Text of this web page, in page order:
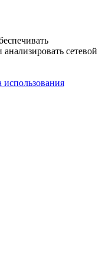
сетевой
использования